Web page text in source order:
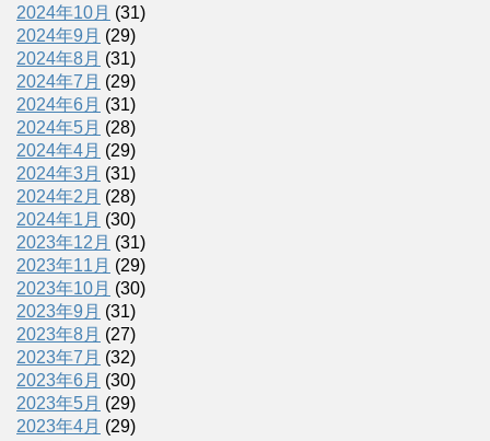
2024年10月 (31)
2024年9月 (29)
2024年8月 (31)
2024年7月 (29)
2024年6月 (31)
2024年5月 (28)
2024年4月 (29)
2024年3月 (31)
2024年2月 (28)
2024年1月 (30)
2023年12月 (31)
2023年11月 (29)
2023年10月 (30)
2023年9月 (31)
2023年8月 (27)
2023年7月 (32)
2023年6月 (30)
2023年5月 (29)
2023年4月 (29)